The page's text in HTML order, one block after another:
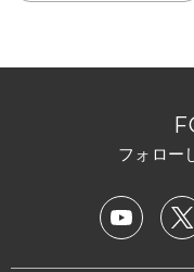
フォロー